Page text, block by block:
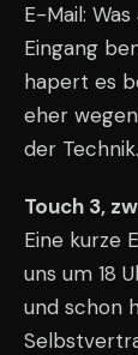
E-Mail:
Eingang
hapert es
eher
der Technik.
Touch 3,
Eine kurze
uns um 18
und schon